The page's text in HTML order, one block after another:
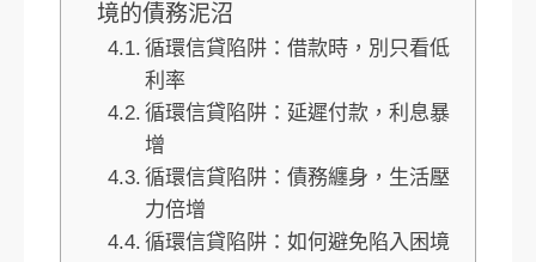
境的債務泥沼
循環信貸陷阱：借款時，別只看低
利率
循環信貸陷阱：延遲付款，利息暴
增
循環信貸陷阱：債務纏身，生活壓
力倍增
循環信貸陷阱：如何避免陷入困境